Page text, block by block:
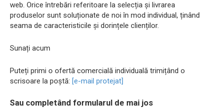
web. Orice întrebări referitoare la selecția și livrarea
produselor sunt soluționate de noi în mod individual, ținând
seama de caracteristicile și dorințele clienților.
Sunați acum
Puteți primi o ofertă comercială individuală trimițând o
scrisoare la poștă: [e-mail protejat]
Sau completând formularul de mai jos